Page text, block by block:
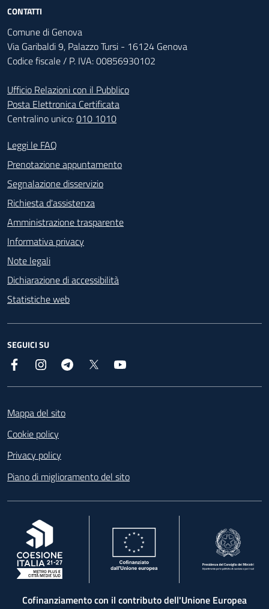
CONTATTI
Comune di Genova
Via Garibaldi 9, Palazzo Tursi - 16124 Genova
Codice fiscale / P. IVA: 00856930102
Ufficio Relazioni con il Pubblico
Posta Elettronica Certificata
Centralino unico:010 1010
Footer - Contatti
Leggi le FAQ
Prenotazione appuntamento
Segnalazione disservizio
Richiesta d'assistenza
Amministrazione trasparente
Informativa privacy
Note legali
Dichiarazione di accessibilità
Statistiche web
SEGUICI SU
Facebook InstagramTelegram
Mappa del sito
Cookie policy
Privacy policy
Piano di miglioramento del sito
, apre in una nuova scheda
Cofinanziamento con il contributo dell'Unione Europea